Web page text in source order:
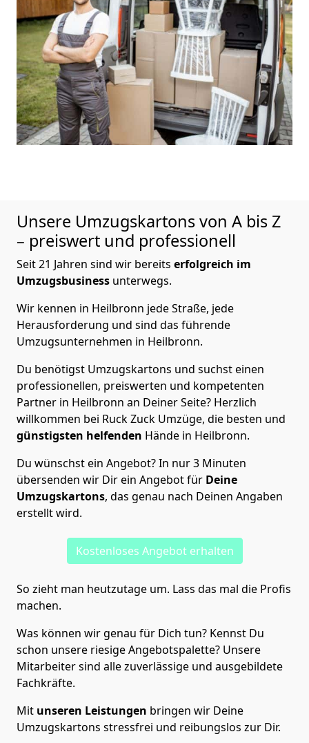
Unsere Umzugskartons von A bis Z
– preiswert und professionell
Seit 21 Jahren sind wir bereits erfolgreich im
Umzugsbusiness unterwegs.
Wir kennen in Heilbronn jede Straße, jede
Herausforderung und sind das führende
Umzugsunternehmen in Heilbronn.
Du benötigst Umzugskartons und suchst einen
professionellen, preiswerten und kompetenten
Partner in Heilbronn an Deiner Seite? Herzlich
willkommen bei Ruck Zuck Umzüge, die besten und
günstigsten helfenden Hände in Heilbronn.
Du wünschst ein Angebot? In nur 3 Minuten
übersenden wir Dir ein Angebot für Deine
Umzugskartons, das genau nach Deinen Angaben
erstellt wird.
Kostenloses Angebot erhalten
So zieht man heutzutage um. Lass das mal die Profis
machen.
Was können wir genau für Dich tun? Kennst Du
schon unsere riesige Angebotspalette? Unsere
Mitarbeiter sind alle zuverlässige und ausgebildete
Fachkräfte.
Mit unseren Leistungen bringen wir Deine
Umzugskartons stressfrei und reibungslos zur Dir.